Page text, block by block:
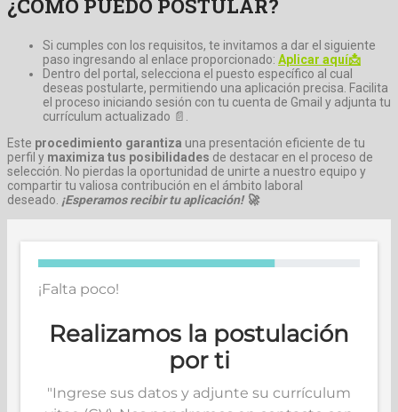
¿CÓMO PUEDO POSTULAR?
Si cumples con los requisitos, te invitamos a dar el siguiente
paso ingresando al enlace proporcionado: Aplicar aquí📩
Dentro del portal, selecciona el puesto específico al cual
deseas postularte, permitiendo una aplicación precisa. Facilita
el proceso iniciando sesión con tu cuenta de Gmail y adjunta tu
currículum actualizado 📄.
Este procedimiento garantiza una presentación eficiente de tu
perfil y maximiza tus posibilidades de destacar en el proceso de
selección. No pierdas la oportunidad de unirte a nuestro equipo y
compartir tu valiosa contribución en el ámbito laboral
deseado. ¡Esperamos recibir tu aplicación! 🚀